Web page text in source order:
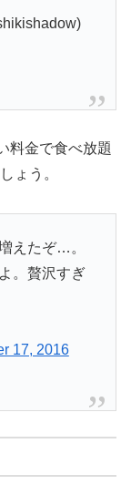
料金で食べ放題
ょう。
えたぞ…。
。贅沢すぎ
17, 2016